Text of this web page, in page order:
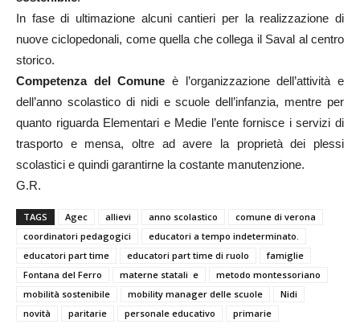
In fase di ultimazione alcuni cantieri per la realizzazione di
nuove ciclopedonali, come quella che collega il Saval al centro
storico.
Competenza del Comune è l’organizzazione dell’attività e
dell’anno scolastico di nidi e scuole dell’infanzia, mentre per
quanto riguarda Elementari e Medie l’ente fornisce i servizi di
trasporto e mensa, oltre ad avere la proprietà dei plessi
scolastici e quindi garantirne la costante manutenzione.
G.R.
TAGS Agec allievi anno scolastico
comune di verona
coordinatori pedagogici
educatori a tempo indeterminato.
educatori part time
educatori part time di ruolo
famiglie
Fontana del Ferro
materne statali e
metodo montessoriano
mobilità sostenibile
mobility manager delle scuole
Nidi
novità
paritarie personale educativo
primarie